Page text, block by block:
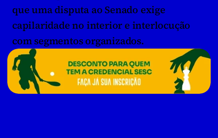
que uma disputa ao Senado exige
capilaridade no interior e interlocução
com segmentos organizados.